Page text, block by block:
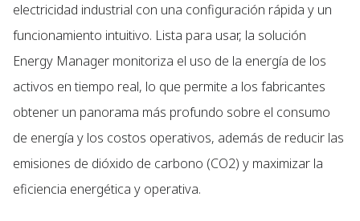
electricidad industrial con una configuración rápida y un
funcionamiento intuitivo. Lista para usar, la solución
Energy Manager monitoriza el uso de la energía de los
activos en tiempo real, lo que permite a los fabricantes
obtener un panorama más profundo sobre el consumo
de energía y los costos operativos, además de reducir las
emisiones de dióxido de carbono (CO2) y maximizar la
eficiencia energética y operativa.